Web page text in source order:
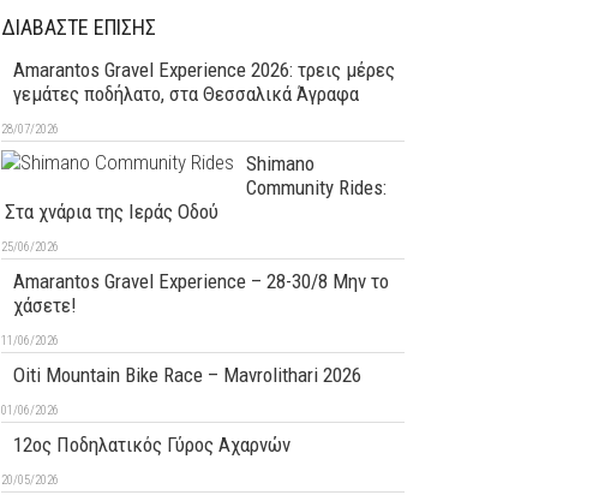
ΔΙΑΒΑΣΤΕ ΕΠΙΣΗΣ
Amarantos Gravel Experience 2026: τρεις μέρες
γεμάτες ποδήλατο, στα Θεσσαλικά Άγραφα
28/07/2026
Shimano
Community Rides:
Στα χνάρια της Ιεράς Οδού
25/06/2026
Amarantos Gravel Experience – 28-30/8 Μην το
χάσετε!
11/06/2026
Oiti Mountain Bike Race – Mavrolithari 2026
01/06/2026
12ος Ποδηλατικός Γύρος Αχαρνών
20/05/2026